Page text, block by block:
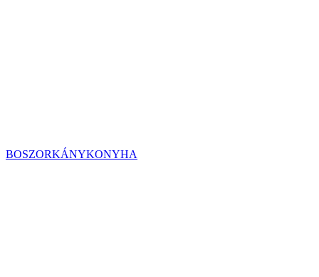
BOSZORKÁNYKONYHA